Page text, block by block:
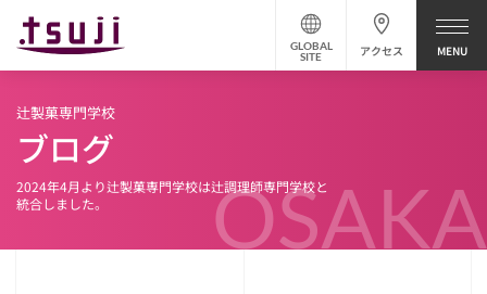
アクセス
GLOBAL
SITE
OSAKA
辻製菓専門学校
ブログ
2024年4月より辻製菓専門学校は辻調理師専門学校と
統合しました。